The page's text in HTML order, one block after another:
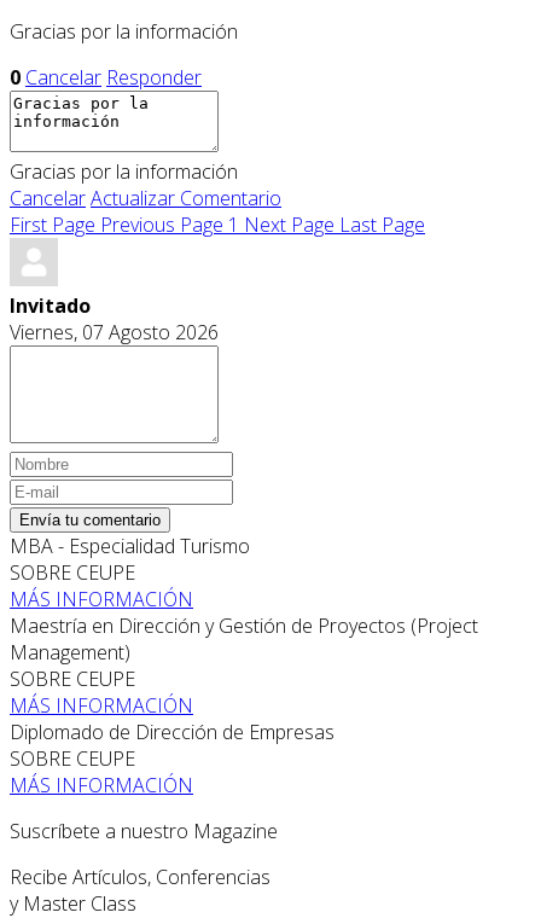
Gracias por la información
0 Cancelar Responder
Gracias por la información
CancelarActualizar Comentario
First Page Previous Page 1 Next Page Last Page
Invitado
Viernes, 07 Agosto 2026
Envía tu comentario
MBA - Especialidad Turismo
SOBRE CEUPE
MÁS INFORMACIÓN
Maestría en Dirección y Gestión de Proyectos (Project
Management)
SOBRE CEUPE
MÁS INFORMACIÓN
Diplomado de Dirección de Empresas
SOBRE CEUPE
MÁS INFORMACIÓN
Suscríbete a nuestro Magazine
Recibe Artículos, Conferencias
y Master Class